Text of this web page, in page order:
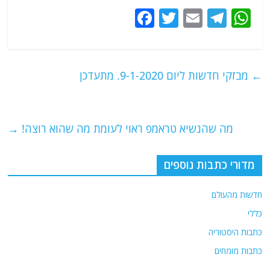
W
s
p
T
g
E
l
T
er
e
o
← מבזקי חדשות ליום 9-1-2020. מתעדכן
מה שהנשיא טראמפ ראוי לעומת מה שהוא רוצה! →
מדורי כתבות נוספים
חדשות מהעולם
כללי
כתבות היסטוריה
כתבות מומחים